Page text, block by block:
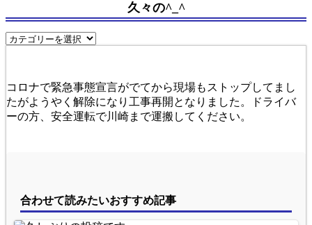
久々の^_^
コロナで緊急事態宣言がでてから現場もストップしてまし
たがようやく解除になり工事再開となりました。ドライバ
ーの方、安全運転で川崎まで運搬してください。
合わせて読みたいおすすめ記事